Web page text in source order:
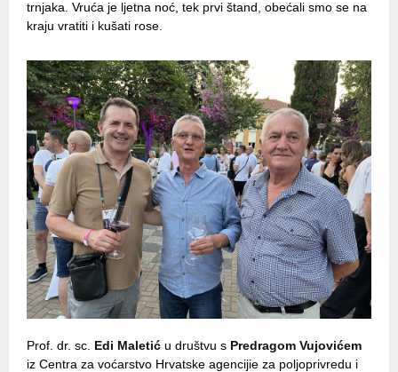
trnjaka. Vruća je ljetna noć, tek prvi štand, obećali smo se na
kraju vratiti i kušati rose.
Prof. dr. sc. Edi Maletić u društvu s Predragom Vujovićem
iz Centra za voćarstvo Hrvatske agencijie za poljoprivredu i